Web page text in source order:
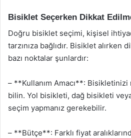
Bisiklet Seçerken Dikkat
Doğru bisiklet seçimi, kişisel
tarzınıza bağlıdır. Bisiklet alırken
bazı noktalar şunlardır:
– **Kullanım Amacı**: Bisikletinizi
bilin. Yol bisikleti, dağ bisikleti
seçim yapmanız gerekebilir.
– **Bütçe**: Farklı fiyat